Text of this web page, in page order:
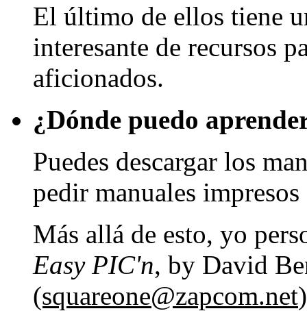
El último de ellos tiene
interesante de recursos
aficionados.
¿Dónde puedo
Puedes descargar los
pedir manuales
Más allá de esto, yo
Easy PIC'n, by David
(squareone@zapcom.net